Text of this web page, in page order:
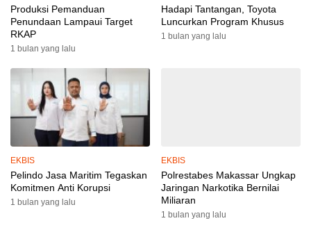
Produksi Pemanduan
Penundaan Lampaui Target
RKAP
1 bulan yang lalu
Hadapi Tantangan, Toyota
Luncurkan Program Khusus
1 bulan yang lalu
EKBIS
Pelindo Jasa Maritim Tegaskan
Komitmen Anti Korupsi
1 bulan yang lalu
EKBIS
Polrestabes Makassar Ungkap
Jaringan Narkotika Bernilai
Miliaran
1 bulan yang lalu